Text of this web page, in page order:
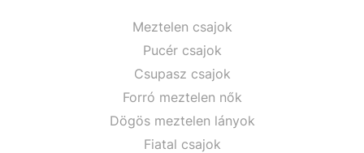
Meztelen csajok
Pucér csajok
Csupasz csajok
Forró meztelen nők
Dögös meztelen lányok
Fiatal csajok